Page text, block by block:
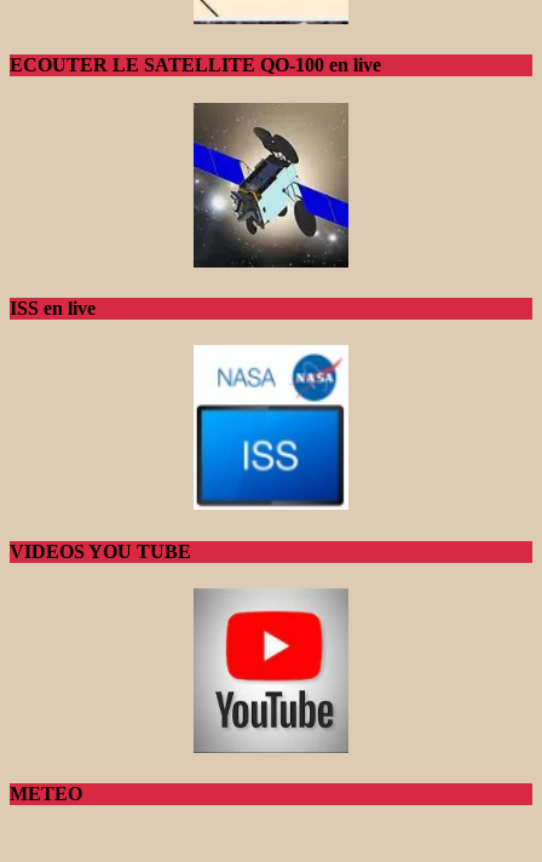
ECOUTER LE SATELLITE QO-100 en live
ISS en live
VIDEOS YOU TUBE
METEO